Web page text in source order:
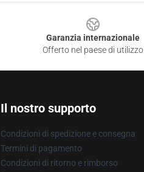
Garanzia internazionale
Offerto nel paese di utilizzo
Il nostro supporto
Condizioni di spedizione e consegna
Termini di pagamento
Condizioni di ritorno e rimborso